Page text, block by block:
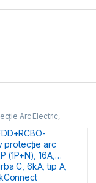
Arc Electric,
de Protecție
protecție arc
(1P+N), 16A,
tip A,